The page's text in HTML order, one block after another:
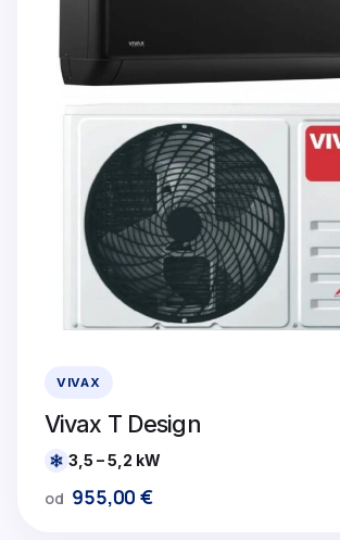
VIVAX
Vivax T Design
3,5 – 5,2 kW
od 955,00€